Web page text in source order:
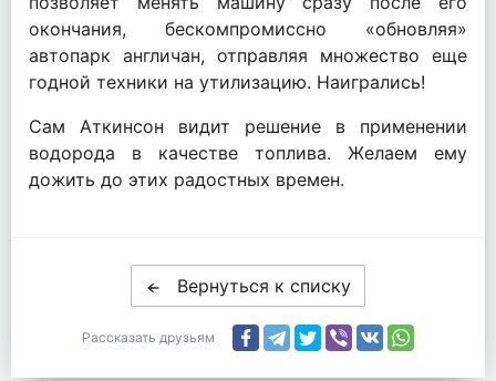
окончания, бескомпромиссно «обновляя»
автопарк англичан, отправляя множество еще
годной техники на утилизацию. Наигрались!
Сам Аткинсон видит решение в применении
водорода в качестве топлива. Желаем ему
дожить до этих радостных времен.
Вернуться к списку
Рассказать друзьям